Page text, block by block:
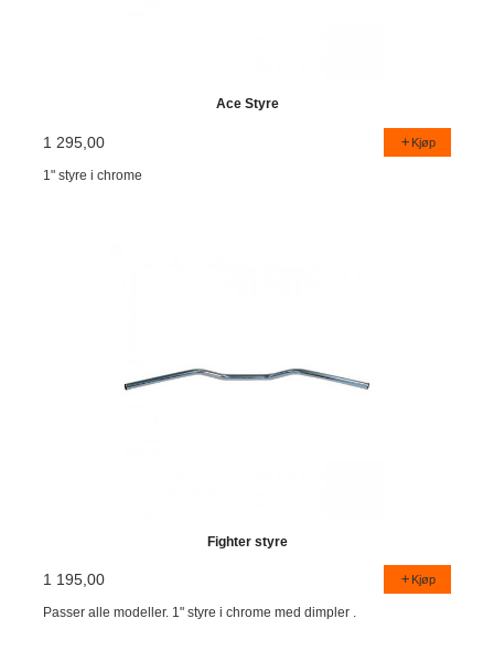
Ace Styre
1 295,00 Kjøp
1" styre i chrome
Fighter styre
1 195,00 Kjøp
Passer alle modeller. 1" styre i chrome med dimpler .